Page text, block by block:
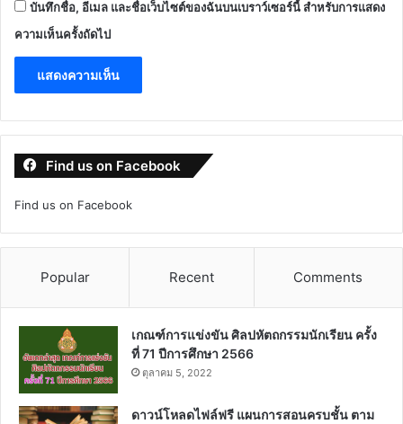
บันทึกชื่อ, อีเมล และชื่อเว็บไซต์ของฉันบนเบราว์เซอร์นี้ สำหรับการแสดง
ความเห็นครั้งถัดไป
Find us on Facebook
Find us on Facebook
Popular Recent Comments
เกณฑ์การแข่งขัน ศิลปหัตถกรรมนักเรียน ครั้ง
ที่ 71 ปีการศึกษา 2566
ตุลาคม 5, 2022
ดาวน์โหลดไฟล์ฟรี แผนการสอนครบชั้น ตาม